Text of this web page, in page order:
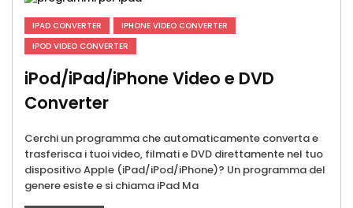
IPAD CONVERTER
IPHONE VIDEO CONVERTER
IPOD VIDEO CONVERTER
iPod/iPad/iPhone Video e DVD
Converter
Cerchi un programma che automaticamente converta e
trasferisca i tuoi video, filmati e DVD direttamente nel tuo
dispositivo Apple (iPad/iPod/iPhone)? Un programma del
genere esiste e si chiama iPad Ma